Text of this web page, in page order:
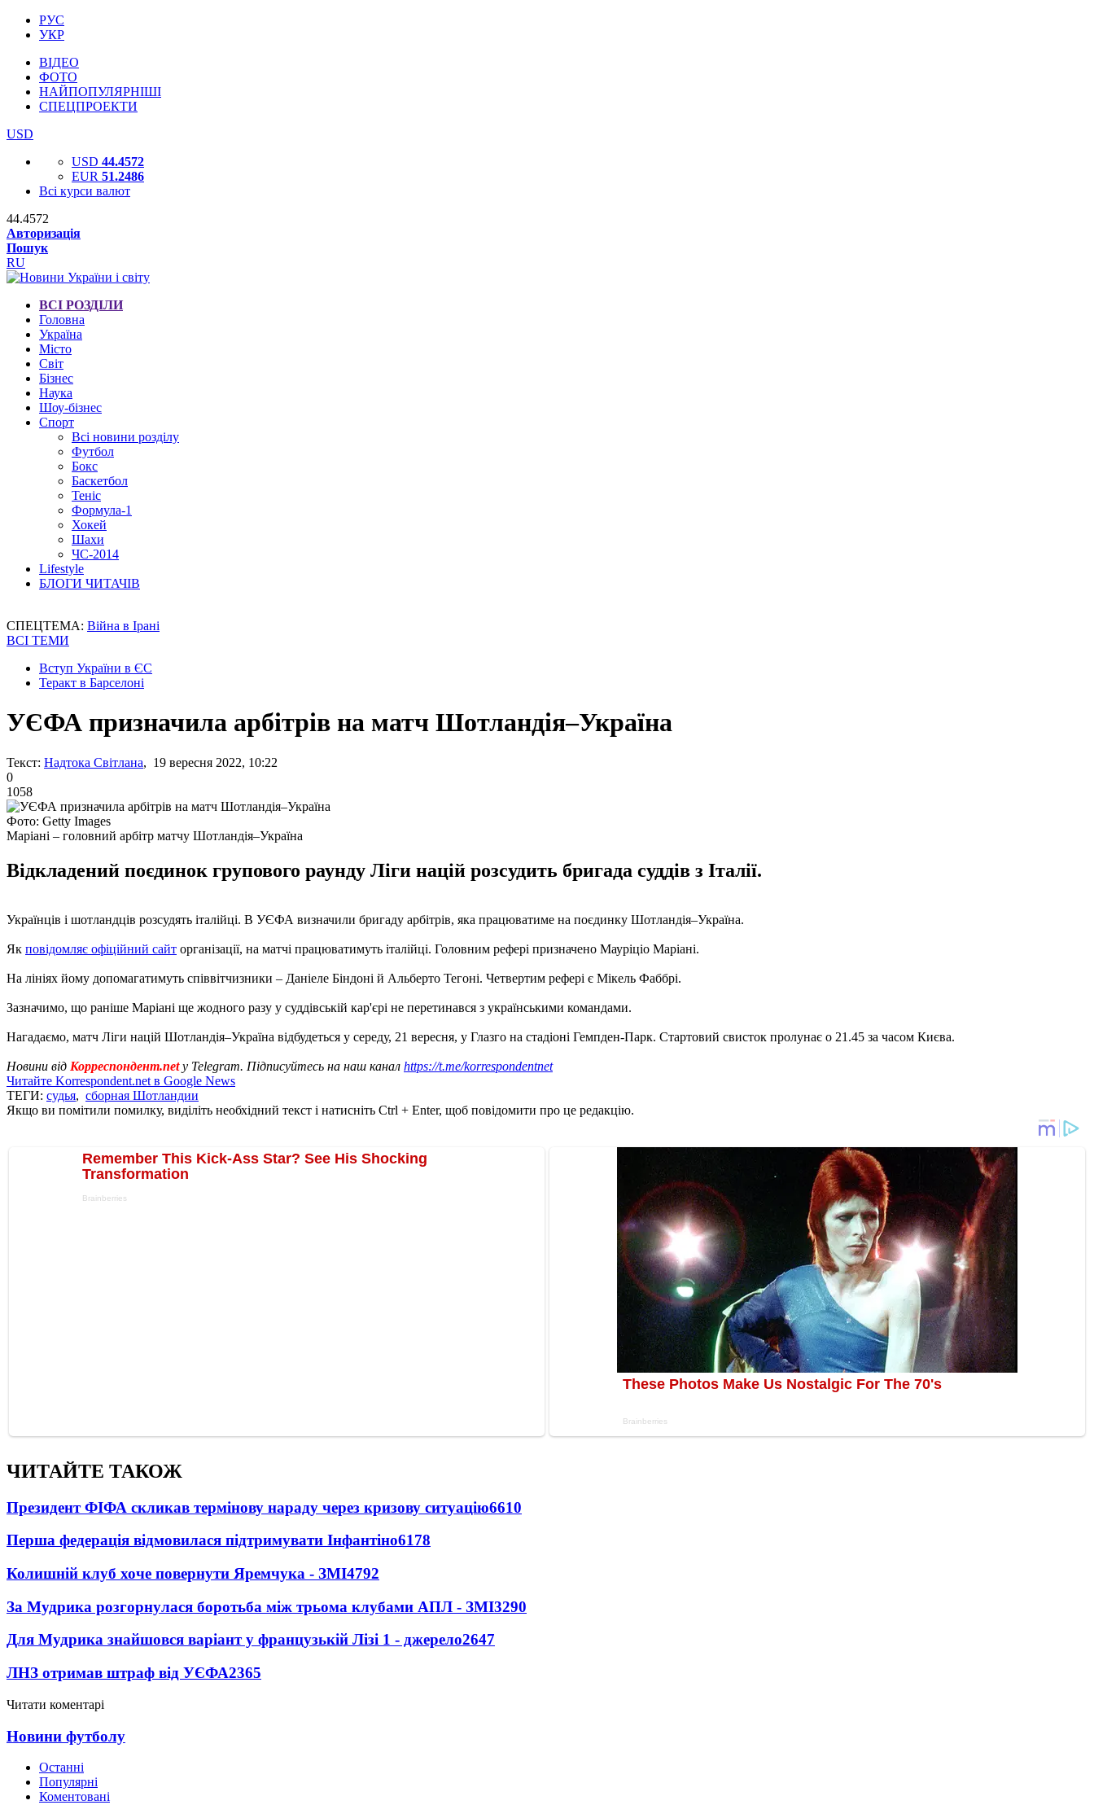
РУС
УКР
ВІДЕО
ФОТО
НАЙПОПУЛЯРНІШІ
СПЕЦПРОЕКТИ
USD
USD 44.4572
EUR 51.2486
Всі курси валют
44.4572
Авторизація
Пошук
RU
ВСІ РОЗДІЛИ
Головна
Україна
Місто
Світ
Бізнес
Наука
Шоу-бізнес
Спорт
Всі новини розділу
Футбол
Бокс
Баскетбол
Теніс
Формула-1
Хокей
Шахи
ЧС-2014
Lifestyle
БЛОГИ ЧИТАЧІВ
СПЕЦТЕМА: Війна в Ірані
ВСІ ТЕМИ
Вступ України в ЄС
Теракт в Барселоні
УЄФА призначила арбітрів на матч Шотландія–Україна
Текст: Надтока Світлана, 19 вересня 2022, 10:22
0
1058
Фото: Getty Images
Маріані – головний арбітр матчу Шотландія–Україна
Відкладений поєдинок групового раунду Ліги націй розсудить бригада суддів з Італії.
Українців і шотландців розсудять італійці. В УЄФА визначили бригаду арбітрів, яка працюватиме на поєдинку Шотландія–Україна.
Як повідомляє офіційний сайт організації, на матчі працюватимуть італійці. Головним рефері призначено Мауріціо Маріані.
На лініях йому допомагатимуть співвітчизники – Даніеле Біндоні й Альберто Тегоні. Четвертим рефері є Мікель Фаббрі.
Зазначимо, що раніше Маріані ще жодного разу у суддівській кар'єрі не перетинався з українськими командами.
Нагадаємо, матч Ліги націй Шотландія–Україна відбудеться у середу, 21 вересня, у Глазго на стадіоні Гемпден-Парк. Стартовий свисток пролунає о 21.45 за часом Києва.
Новини від Корреспондент.netу Telegram. Підписуйтесь на наш канал https://t.me/korrespondentnet
Читайте Korrespondent.net в Google News
ТЕГИ: судья, сборная Шотландии
Якщо ви помітили помилку, виділіть необхідний текст і натисніть Ctrl + Enter, щоб повідомити про це редакцію.
ЧИТАЙТЕ ТАКОЖ
Президент ФІФА скликав термінову нараду через кризову ситуацію6610
Перша федерація відмовилася підтримувати Інфантіно6178
Колишній клуб хоче повернути Яремчука - ЗМІ4792
За Мудрика розгорнулася боротьба між трьома клубами АПЛ - ЗМІ3290
Для Мудрика знайшовся варіант у французькій Лізі 1 - джерело2647
ЛНЗ отримав штраф від УЄФА2365
Читати коментарі
Новини футболу
Останні
Популярні
Коментовані